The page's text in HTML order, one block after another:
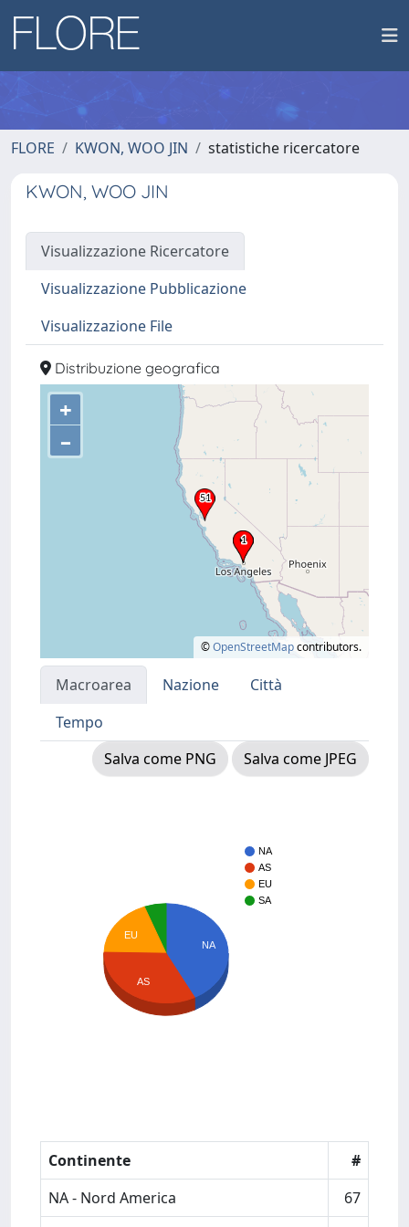
FLORE KWON, WOO JIN statistiche ricercatore
KWON, WOO JIN
Visualizzazione Ricercatore
Visualizzazione Pubblicazione
Visualizzazione File
Distribuzione geografica
+
–
©OpenStreetMapcontributors.
Macroarea Nazione
Città
Tempo
Salva come PNG
Salva come JPEG
NA
AS
EU
SA
NA
EU
AS
Continente
#
NA - Nord America
67